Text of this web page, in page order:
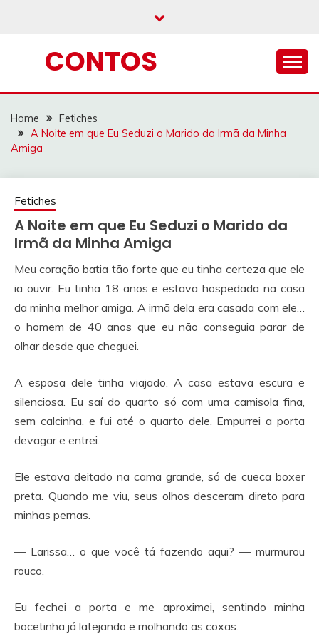
CONTOS
Home
Fetiches
A Noite em que Eu Seduzi o Marido da Irmã da Minha
Amiga
Fetiches
A Noite em que Eu Seduzi o Marido da
Irmã da Minha Amiga
Meu coração batia tão forte que eu tinha certeza que ele
ia ouvir. Eu tinha 18 anos e estava hospedada na casa
da minha melhor amiga. A irmã dela era casada com ele…
o homem de 40 anos que eu não conseguia parar de
olhar desde que cheguei.
A esposa dele tinha viajado. A casa estava escura e
silenciosa. Eu saí do quarto só com uma camisola fina,
sem calcinha, e fui até o quarto dele. Empurrei a porta
devagar e entrei.
Ele estava deitado na cama grande, só de cueca boxer
preta. Quando me viu, seus olhos desceram direto para
minhas pernas.
— Larissa… o que você tá fazendo aqui? — murmurou
rouco.
Eu fechei a porta e me aproximei, sentindo minha
bocetinha já latejando e molhando as coxas.